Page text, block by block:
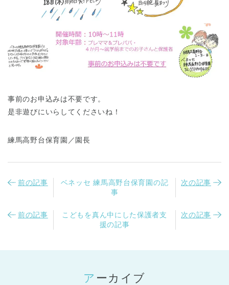
から探す
東京都
東京都 全域
事前のお申込みは不要です。
是非遊びにいらしてくださいね！
練馬高野台保育園／園長
前の記事
ベネッセ 練馬高野台保育園の記
事
次の記事
前の記事
こどもを真ん中にした保護者支
援の記事
次の記事
アーカイブ